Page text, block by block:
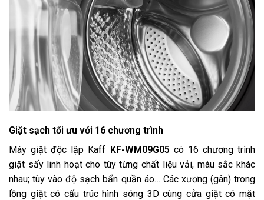
Giặt sạch tối ưu với 16 chương trình
Máy giặt độc lập Kaff KF-WM09G05 có 16 chương trình
giặt sấy linh hoạt cho tùy từng chất liệu vải, màu sắc khác
nhau; tùy vào độ sạch bẩn quần áo… Các xương (gân) trong
lồng giặt có cấu trúc hình sóng 3D cùng cửa giặt có mặt